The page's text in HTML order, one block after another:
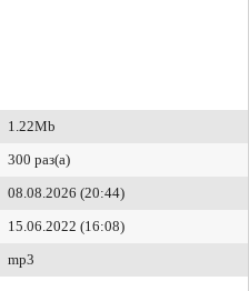
1.22Mb
300 раз(а)
08.08.2026 (20:44)
15.06.2022 (16:08)
mp3